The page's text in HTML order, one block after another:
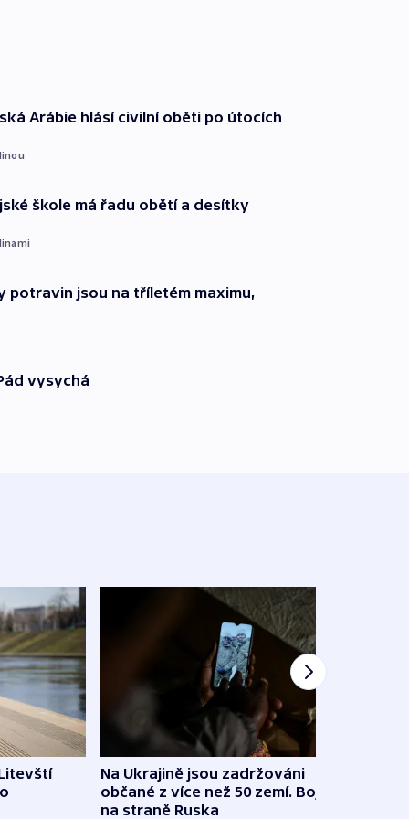
Arábie hlásí civilní oběti po útocích
škole má řadu obětí a desítky
potravin jsou na tříletém maximu,
vysychá
Na Ukrajině jsou zadržováni
občané z více než 50 zemí. Bojovali
na straně Ruska